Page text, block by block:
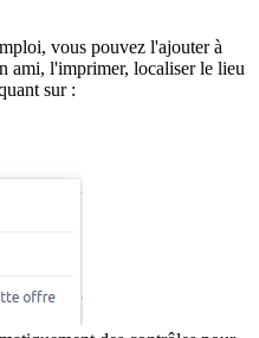
vous pouvez l'ajouter à
ami, l'imprimer, localiser le lieu
sur :